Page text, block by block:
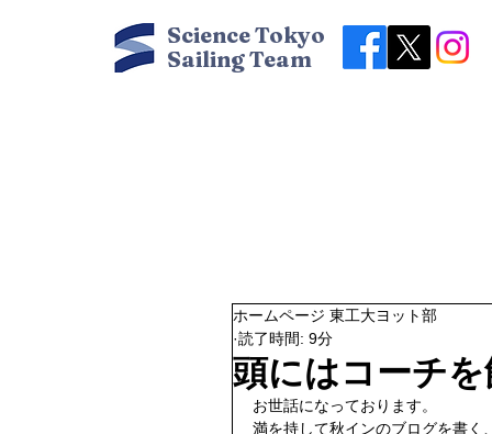
Science Tokyo
Sailing Team
頭にはコーチ
ホームページ 東工大ヨット部
読了時間: 9分
お世話になっております。
満を持して秋インのブログを書く